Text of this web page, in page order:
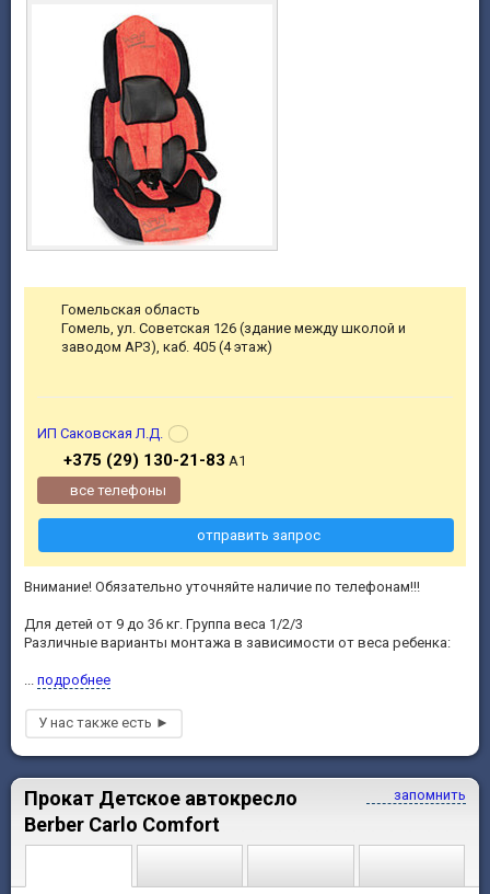
Внимание! Обязательно уточняйте наличие по телефонам!!!
Для детей от 9 до 36 кг. Группа веса 1/2/3
Различные варианты монтажа в зависимости от веса ребенка:
подробнее
Гомельская область
Гомель, ул. Советская 126 (здание между школой и
заводом АРЗ), каб. 405 (4 этаж)
ИП Саковская Л.Д.
+375 (29) 130-21-83 А1
все телефоны
отправить запрос
запомнить
Прокат Детское автокресло
Berber Carlo Comfort